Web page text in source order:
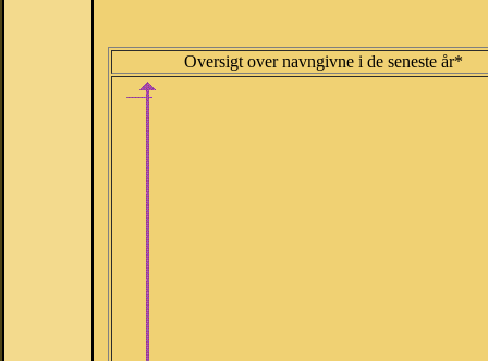
Oversigt over navngivne i de seneste år*